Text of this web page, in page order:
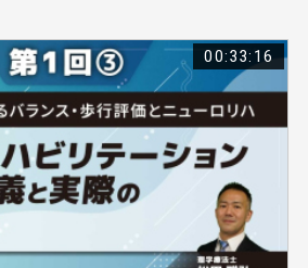
00:33:16